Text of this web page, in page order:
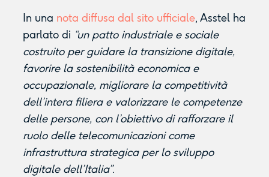
In una nota diffusa dal sito ufficiale, Asstel ha
parlato di “un patto industriale e sociale
costruito per guidare la transizione digitale,
favorire la sostenibilità economica e
occupazionale, migliorare la competitività
dell’intera filiera e valorizzare le competenze
delle persone, con l’obiettivo di rafforzare il
ruolo delle telecomunicazioni come
infrastruttura strategica per lo sviluppo
digitale dell’Italia”.